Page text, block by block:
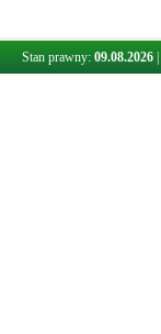
Stan prawny: 09.08.2026